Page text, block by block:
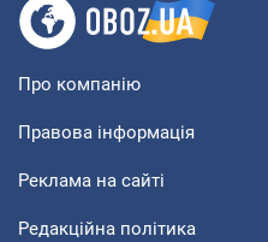
Про компанію
Правова інформація
Реклама на сайті
Редакційна політика